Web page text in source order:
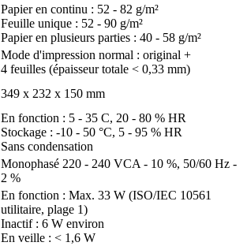
Papier en continu : 52 - 82 g/m²
Feuille unique : 52 - 90 g/m²
Papier en plusieurs parties : 40 - 58 g/m²
Mode d'impression normal : original +
4 feuilles (épaisseur totale < 0,33 mm)
349 x 232 x 150 mm
En fonction : 5 - 35 C, 20 - 80 % HR
Stockage : -10 - 50 °C, 5 - 95 % HR
Sans condensation
Monophasé 220 - 240 VCA - 10 %, 50/60 Hz -
2 %
En fonction : Max. 33 W (ISO/IEC 10561
utilitaire, plage 1)
Inactif : 6 W environ
En veille : < 1,6 W